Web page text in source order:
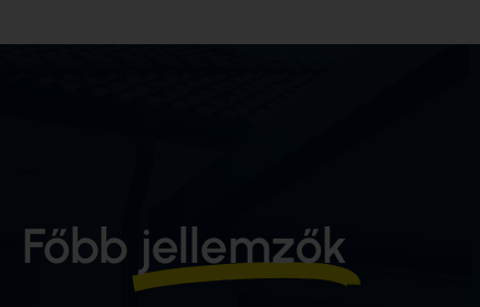
Főbb jellemzők